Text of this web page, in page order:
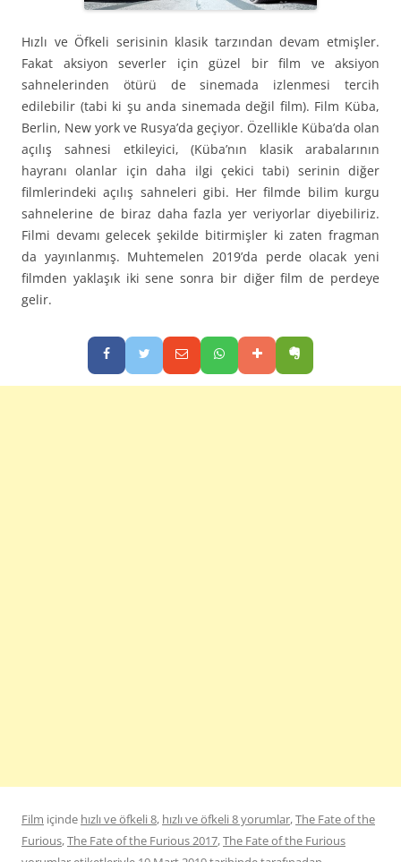
Hızlı ve Öfkeli serisinin klasik tarzından devam etmişler.
Fakat aksiyon severler için güzel bir film ve aksiyon
sahnelerinden ötürü de sinemada izlenmesi tercih
edilebilir (tabi ki şu anda sinemada değil film). Film Küba,
Berlin, New york ve Rusya’da geçiyor. Özellikle Küba’da olan
açılış sahnesi etkileyici, (Küba’nın klasik arabalarının
hayranı olanlar için daha ilgi çekici tabi) serinin diğer
filmlerindeki açılış sahneleri gibi. Her filmde bilim kurgu
sahnelerine de biraz daha fazla yer veriyorlar diyebiliriz.
Filmi devamı gelecek şekilde bitirmişler ki zaten fragman
da yayınlanmış. Muhtemelen 2019’da perde olacak yeni
filmden yaklaşık iki sene sonra bir diğer film de perdeye
gelir.
Film içinde hızlı ve öfkeli 8, hızlı ve öfkeli 8 yorumlar,The Fate of the
Furious,The Fate of the Furious 2017,The Fate of the Furious